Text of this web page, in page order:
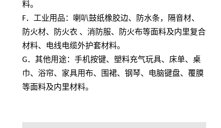
料。
F．工业用品：喇叭鼓纸橡胶边、防水条，隔音材、
防火材、防火衣 、消防服、防火布等面料及内里复合
材料、电线电缆外护套材料。
G．其他用途：手机按键、塑料充气玩具、床单、桌
巾、浴帘、家具用布、围裙、钢琴、电脑键盘、覆膜
等面料及内里材料。